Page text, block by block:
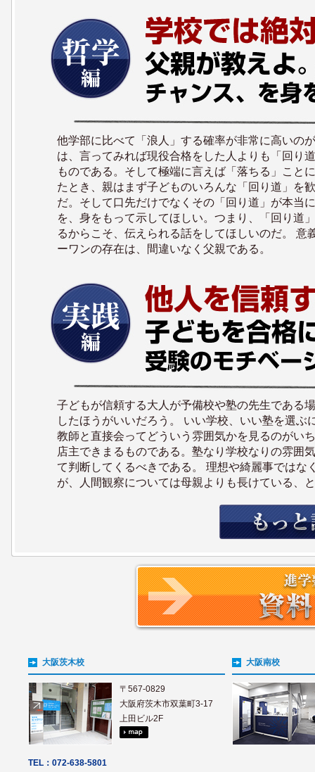
他学部に比べて「浪人」する確率が非常に高いの
は、言ってみれば現役合格をした人よりも「回り
ものである。そして極端に言えば「落ちる」こと
たとき、親はまず子どものいろんな「回り道」を
だ。そして口先だけでなくその「回り道」が本当
を、身をもって示してほしい。つまり、「回り道
るからこそ、伝えられる話をしてほしいのだ。
ーワンの存在は、間違いなく父親である。
子どもが信頼する大人が予備校や塾の先生である
したほうがいいだろう。 いい学校、いい塾を選
教師と直接会ってどういう雰囲気かを見るのがい
店主できまるものである。塾なり学校なりの雰囲
て判断してくるべきである。 理想や綺麗事では
が、人間観察については母親よりも長けている、
大阪茨木校
〒567-0829
大阪府茨木市双葉町3-17
上田ビル2F
TEL：072-638-5801
大阪南校